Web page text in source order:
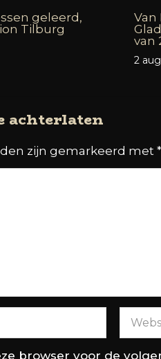
geleerd,
Tilburg
Van
van
2
achterlaten
zijn gemarkeerd met *
browser voor de